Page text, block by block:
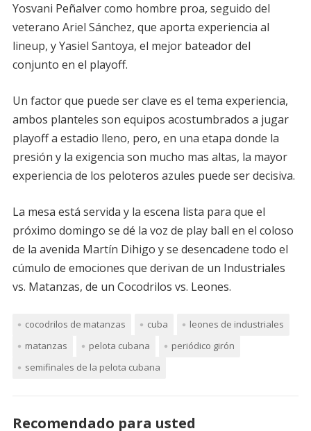
Yosvani Peñalver como hombre proa, seguido del
veterano Ariel Sánchez, que aporta experiencia al
lineup, y Yasiel Santoya, el mejor bateador del
conjunto en el playoff.
Un factor que puede ser clave es el tema experiencia,
ambos planteles son equipos acostumbrados a jugar
playoff a estadio lleno, pero, en una etapa donde la
presión y la exigencia son mucho mas altas, la mayor
experiencia de los peloteros azules puede ser decisiva.
La mesa está servida y la escena lista para que el
próximo domingo se dé la voz de play ball en el coloso
de la avenida Martín Dihigo y se desencadene todo el
cúmulo de emociones que derivan de un Industriales
vs. Matanzas, de un Cocodrilos vs. Leones.
cocodrilos de matanzas cuba
leones de industriales
matanzas
pelota cubana
periódico girón
semifinales de la pelota cubana
Recomendado para usted